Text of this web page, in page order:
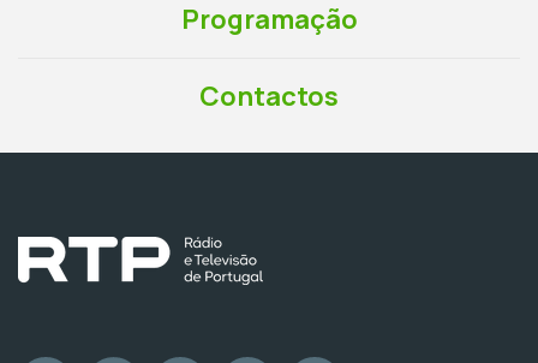
Programação
Contactos